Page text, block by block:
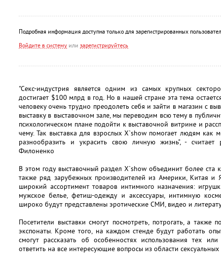
Подробная информация доступна только для зарегистрированных
Войдите в систему или зарегистрируйтесь
"Секс-индустрия является одним из самых крупных
достигает $100 млрд в год. Но в нашей стране эта тема
человеку очень трудно преодолеть себя и зайти в магазин с
выставку в выставочном зале, мы переводим всю тему в
психологическом плане подойти к выставочной витрине и
чему. Так выставка для взрослых X`show помогает людям
разнообразить и украсить свою личную жизнь", - считает
Филоненко
В этом году выставочный раздел X`show объединит более ста
также ряд зарубежных производителей из Америки, Китая и
широкий ассортимент товаров интимного назначения:
мужское белье, фетиш-одежду и аксессуары, интимную
широко будут представлены эротические СМИ, видео и
Посетители выставки смогут посмотреть, потрогать, а также
экспонаты. Кроме того, на каждом стенде будут работать
смогут рассказать об особенностях использования тех
ответить на все интересующие вопросы из области